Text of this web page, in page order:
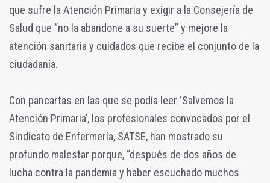
que sufre la Atención Primaria y exigir a la Consejería de
Salud que “no la abandone a su suerte” y mejore la
atención sanitaria y cuidados que recibe el conjunto de la
ciudadanía.
Con pancartas en las que se podía leer ‘Salvemos la
Atención Primaria’, los profesionales convocados por el
Sindicato de Enfermería, SATSE, han mostrado su
profundo malestar porque, “después de dos años de
lucha contra la pandemia y haber escuchado muchos